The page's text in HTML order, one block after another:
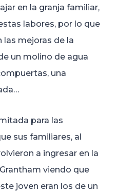
en la granja familiar,
labores, por lo que
las mejoras de la
un molino de agua
una
para las
sus familiares, al
a ingresar en la
viendo que
joven eran los de un